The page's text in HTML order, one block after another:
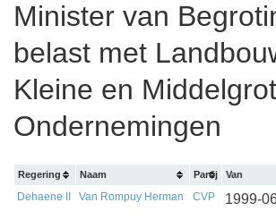
Minister van
belast met
Kleine en
Ondernemingen
Regering Naam Partij Van
Dehaene II Van Rompuy Herman CVP 1999-